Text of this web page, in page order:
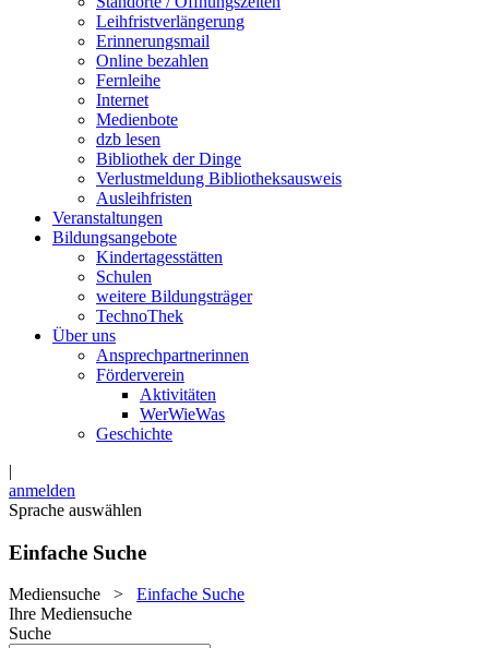
Leihfristverlängerung
Erinnerungsmail
Online bezahlen
Fernleihe
Internet
Medienbote
dzb lesen
Bibliothek der Dinge
Verlustmeldung Bibliotheksausweis
Ausleihfristen
Veranstaltungen
Bildungsangebote
Kindertagesstätten
Schulen
weitere Bildungsträger
TechnoThek
Über uns
Ansprechpartnerinnen
Förderverein
Aktivitäten
WerWieWas
Geschichte
|
anmelden
Sprache auswählen
Einfache Suche
Mediensuche > Einfache Suche
Ihre Mediensuche
Suche